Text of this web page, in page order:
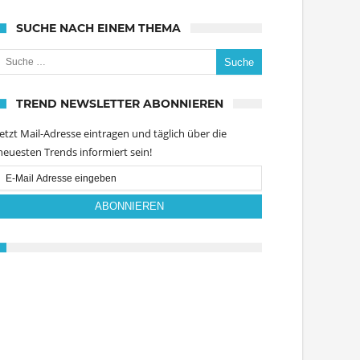
SUCHE NACH EINEM THEMA
nach:
TREND NEWSLETTER ABONNIEREN
Mail-Adresse eintragen und täglich über die
Trends informiert sein!
ABONNIEREN